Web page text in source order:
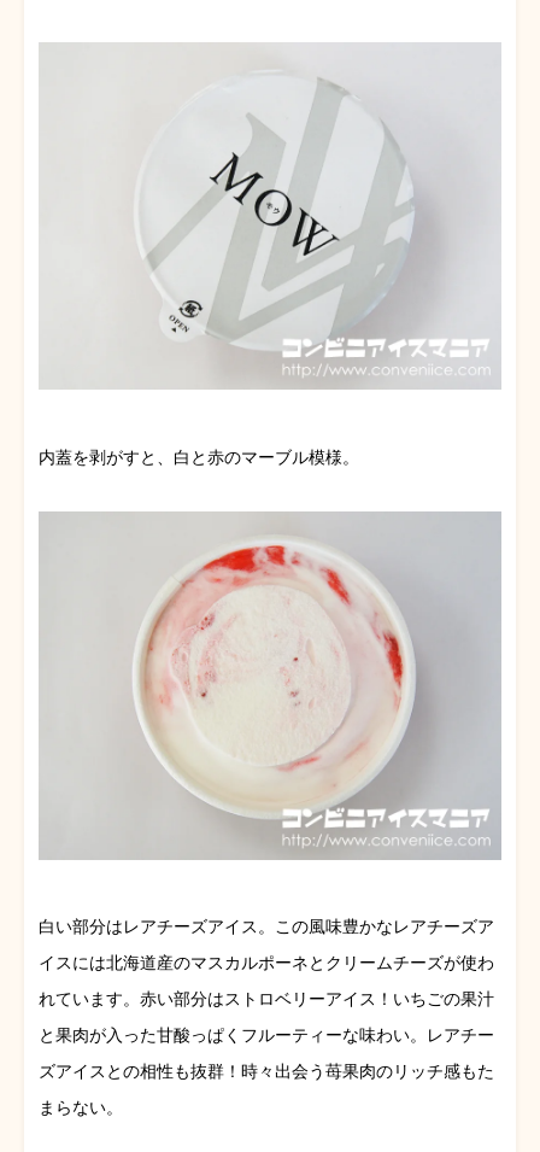
内蓋を剥がすと、白と赤のマーブル模様。
白い部分はレアチーズアイス。この風味豊かなレアチーズア
イスには北海道産のマスカルポーネとクリームチーズが使わ
れています。赤い部分はストロベリーアイス！いちごの果汁
と果肉が入った甘酸っぱくフルーティーな味わい。レアチー
ズアイスとの相性も抜群！時々出会う苺果肉のリッチ感もた
まらない。